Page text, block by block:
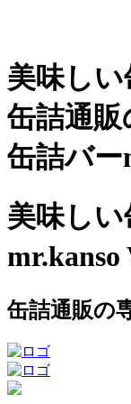
美味し
缶詰通販
缶詰バー
美味し
缶詰通販の